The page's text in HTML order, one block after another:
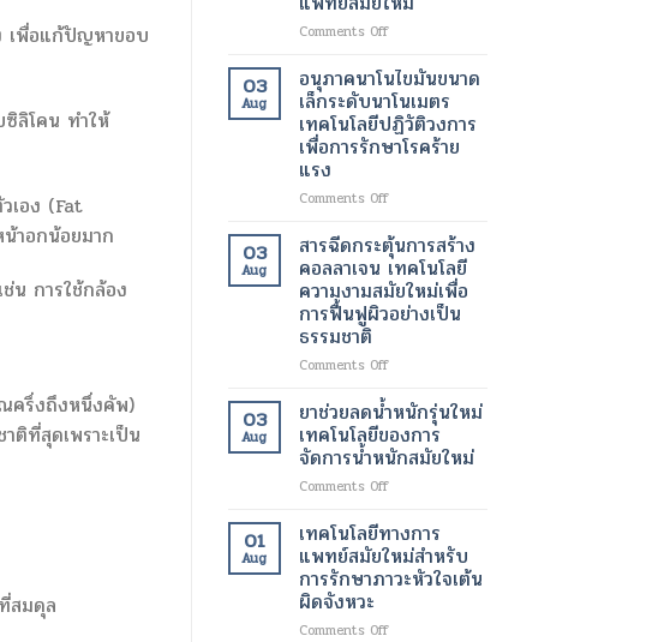
เพื่อแก้ปัญหาขอบ
ลิโคน ทำให้
เอง (Fat
าอกน้อยมาก
น การใช้กล้อง
ครึ่งถึงหนึ่งคัพ)
ติที่สุดเพราะเป็น
สมดุล
และ
ขึ้น
เพื่อ
ปรับ
รูป
ร่าง
และ
ลด
ต้อง
ผ่าตัด
Comments Offon
บำบัด
ด้วย
เซลล์
ต้น
กำเนิด
เนื้อเยื่อ
เสีย
หาย
ให้
กลับ
มา
ได้
ปกติ
อีก
ครั้ง
ด้วย
เทคโนโลยี
สมัย
ใหม่
03
Aug
อนุภาคนาโนไขมันขนาด
เล็กระดับนาโนเมตร
เทคโนโลยีปฏิวัติวงการ
เพื่อการรักษาโรคร้าย
แรง
Comments Offon
นาโน
ไข
มัน
ขนาด
เล็ก
นาโน
เทคโนโลยี
ปฏิวัติ
วงการ
เพื่อ
การ
ร้าย
แรง
03
Aug
สารฉีดกระตุ้นการสร้าง
คอลลาเจน เทคโนโลยี
ความงามสมัยใหม่เพื่อ
การฟื้นฟูผิวอย่างเป็น
ธรรมชาติ
Comments Offon
ฉีด
กระตุ้น
การ
สร้าง
คอ
ลา
เจน
เทคโนโลยี
ความ
สมัย
03
Aug
ยาช่วยลดน้ำหนักรุ่นใหม่
เทคโนโลยีของการ
จัดการน้ำหนักสมัยใหม่
Comments Offon
ช่วย
ลด
น้ำ
หนัก
ใหม่
01
Aug
เทคโนโลยีทางการ
แพทย์สมัยใหม่สำหรับ
การรักษาภาวะหัวใจเต้น
ผิดจังหวะ
Comments Offon